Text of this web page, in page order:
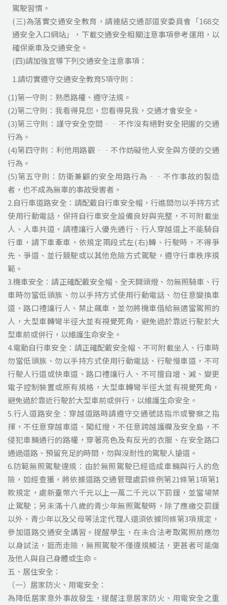
駕駛習慣。
(三)為落實交通安全教育，請連結交通部道安委員會「168交
通安全入口網站」，下載交通安全相關注意事項參考運用，以
確保乘車及交通安全。
(四)請加強宣導下列交通安全注意事項：
1.請切實遵守交通安全教育5項守則：
(1)第一守則：熟悉路權、遵守法規。
(2)第二守則：我看得見您，您看得見我，交通才會安全。
(3)第三守則：謹守安全空間‐‐不作沒有絕對安全把握的交通
行為。
(4)第四守則：利他用路觀‐‐不作妨礙他人安全與方便的交通
行為。
(5)第五守則：防衛兼顧的安全用路行為‐‐不作事故的製造
者，也不成為無辜的事故受害者。
2.自行車道路安全：請配戴自行車安全帽，行進間勿以手持方式
使用行動電話，保持自行車安全設備良好與完整，不可附載坐
人、人車共道，請禮讓行人優先通行、行人穿越道上不能騎自
行車，請下車牽車，依規定兩段式左(右)轉、行駛時，不得爭
先、爭道、並行競駛或以其他危險方式駕駛，遵守行車秩序規
範。
3.機車安全：請正確配戴安全帽、全天開頭燈、勿無照騎車、行
車時勿當低頭族、勿以手持方式使用行動電話、勿任意變換車
道、路口禮讓行人、禁止飆車，並勿將機車借給無適當駕照的
人，大型車轉彎半徑大並有視覺死角，避免過於靠近行駛於大
型車前或併行，以維護生命安全。
4.電動自行車安全：請正確配戴安全帽、不可附載坐人、行車時
勿當低頭族、勿以手持方式使用行動電話、行駛慢車道，不可
行駛人行道或快車道、路口禮讓行人、不可擅自增、減、變更
電子控制裝置或原有規格，大型車轉彎半徑大並有視覺死角，
避免過於靠近行駛於大型車前或併行，以維護生命安全。
5.行人道路安全：穿越道路時請遵守交通號誌指示或警察之指
揮，不任意穿越車道、闖紅燈，不任意跨越護欄及安全島，不
侵犯車輛通行的路權，穿著亮色及有反光的衣服、在安全路口
通過道路、預留充足的時間，勿與沒耐性的駕駛人搶道。
6.防範無照駕駛違規：由於無照駕駛已經造成車輛與行人的危
險，如經查獲，將依據道路交通管理處罰條例第21條第1項第1
款規定，處新臺幣六千元以上一萬二千元以下罰鍰，並當場禁
止駕駛；另未滿十八歲的青少年無照駕駛時，除了應繳交罰鍰
以外，青少年以及父母等法定代理人還須依據同條第3項規定，
參加道路交通安全講習。提醒學生，在未合法考取駕照前應勿
以身試法，鋌而走險，無照駕駛不僅違規觸法，更甚者可能傷
及他人與自己身體或生命。
五、居住安全：
（一）居家防火、用電安全：
為降低居家意外事故發生，提醒注意居家防火、用電安全之重